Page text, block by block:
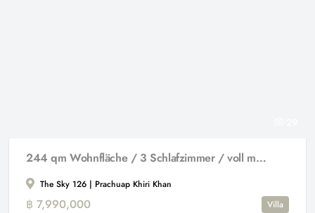
244 qm Wohnfläche / 3 Schlafzimmer / voll möbliert
The Sky 126 | Prachuap Khiri Khan
฿ 7,990,000
Villa